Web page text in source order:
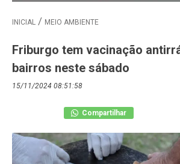
INICIAL MEIO AMBIENTE
Friburgo tem vacinação
bairros neste sábado
15/11/2024 08:51:58
Compartilhar